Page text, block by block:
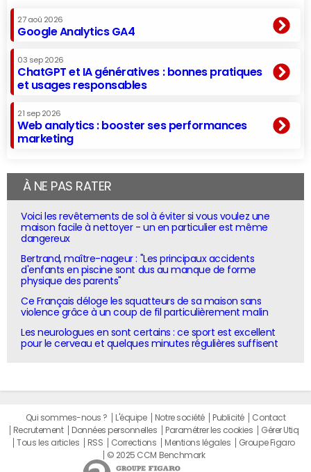
27 aoû 2026
Google Analytics GA4
03 sep 2026
ChatGPT et IA génératives : bonnes pratiques
et usages responsables
21 sep 2026
Web analytics : booster ses performances
marketing
À NE PAS RATER
Voici les revêtements de sol à éviter si vous voulez une
maison facile à nettoyer - un en particulier est même
dangereux
Bertrand, maître-nageur : "Les principaux accidents
d'enfants en piscine sont dus au manque de forme
physique des parents"
Ce Français déloge les squatteurs de sa maison sans
violence grâce à un coup de fil particulièrement malin
Les neurologues en sont certains : ce sport est excellent
pour le cerveau et quelques minutes régulières suffisent
Qui sommes-nous ? L'équipe Notre société Publicité
Contact
Recrutement
Données personnelles Paramétrer les cookies
Gérer Utiq
Tous les articles
RSS Corrections Mentions légales
Groupe Figaro
© 2025 CCM Benchmark